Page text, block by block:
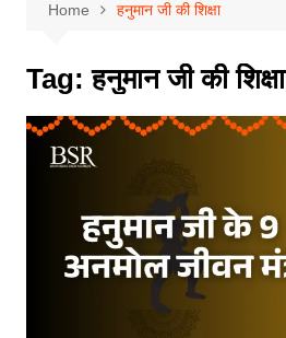
Home हनुमान जी की शिक्षा
Tag:हनुमान जी की शिक्षा